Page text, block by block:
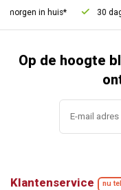
in huis* 30
Op de hoogte
Klantenservice nu